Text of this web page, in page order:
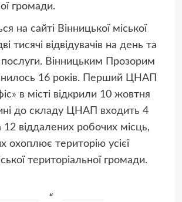
громади.
на сайті Вінницької міської
тисячі відвідувачів на день та
послуги. Вінницьким Прозорим
16 років. Перший ЦНАП
в місті відкрили 10 жовтня
до складу ЦНАП входить 4
12 віддалених робочих місць,
охоплює територію усієї
територіальної громади.